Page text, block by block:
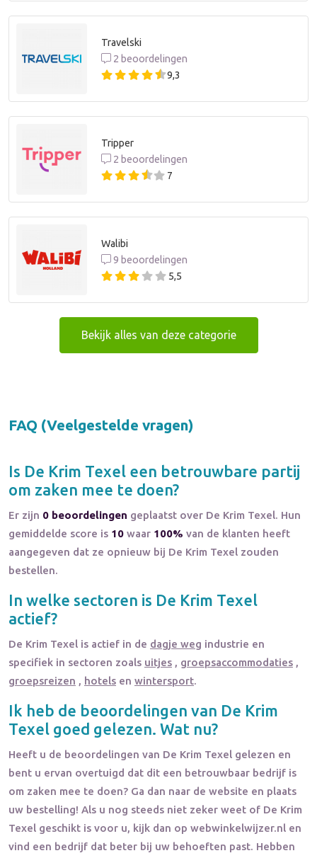
Travelski
2 beoordelingen
9,3
Tripper
2 beoordelingen
7
Walibi
9 beoordelingen
5,5
Bekijk alles van deze categorie
FAQ (Veelgestelde vragen)
Is De Krim Texel een betrouwbare partij
om zaken mee te doen?
Er zijn 0 beoordelingen geplaatst over De Krim Texel. Hun
gemiddelde score is 10 waar 100% van de klanten heeft
aangegeven dat ze opnieuw bij De Krim Texel zouden
bestellen.
In welke sectoren is De Krim Texel
actief?
De Krim Texel is actief in de dagje weg industrie en
specifiek in sectoren zoals uitjes , groepsaccommodaties ,
groepsreizen , hotels en wintersport.
Ik heb de beoordelingen van De Krim
Texel goed gelezen. Wat nu?
Heeft u de beoordelingen van De Krim Texel gelezen en
bent u ervan overtuigd dat dit een betrouwbaar bedrijf is
om zaken mee te doen? Ga dan naar de website en plaats
uw bestelling! Als u nog steeds niet zeker weet of De Krim
Texel geschikt is voor u, kijk dan op webwinkelwijzer.nl en
vind een bedrijf dat beter bij uw behoeften past. Hebben